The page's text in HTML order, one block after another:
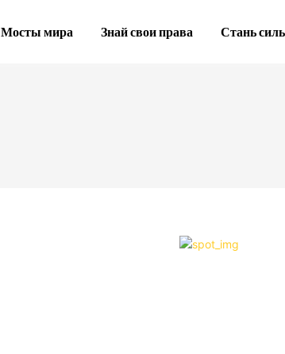
Мосты мира Знай свои права Стань